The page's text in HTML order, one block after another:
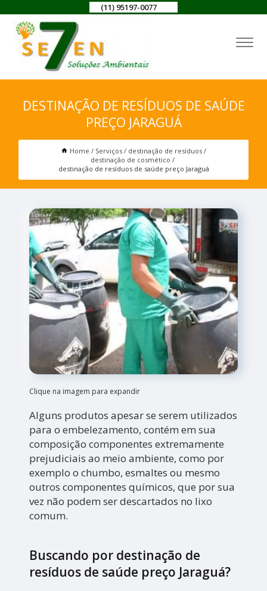
(11) 95197-0077
DESTINAÇÃO DE RESÍDUOS DE SAÚDE
PREÇO JARAGUÁ
Home Serviços
destinação de resíduos
destinação de cosmético
destinação de resíduos de saúde preço Jaraguá
Clique na imagem para expandir
Alguns produtos apesar se serem utilizados
para o embelezamento, contém em sua
composição componentes extremamente
prejudiciais ao meio ambiente, como por
exemplo o chumbo, esmaltes ou mesmo
outros componentes químicos, que por sua
vez não podem ser descartados no lixo
comum.
Buscando por destinação de
resíduos de saúde preço Jaraguá?